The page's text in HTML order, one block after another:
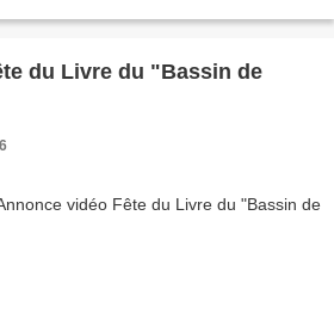
du Livre du "Bassin de